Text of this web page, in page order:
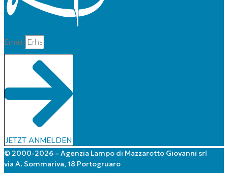
Email
JETZT ANMELDEN
© 2000-2026 – Agenzia Lampo di Mazzarotto Giovanni srl
via A. Sommariva, 18 Portogruaro